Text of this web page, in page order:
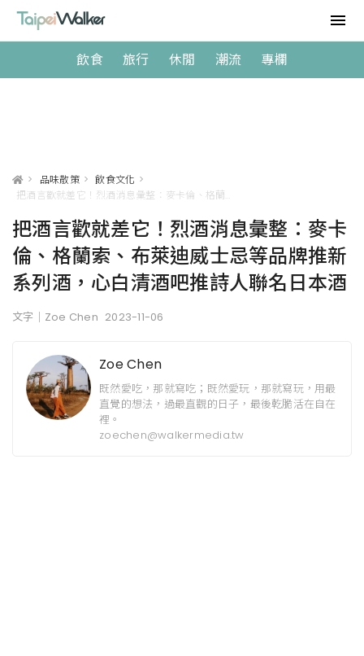
飲食 旅行 休閒 潮流 專欄
> 品味散策 > 飲食文化 >
把酒言歡就差它！烈酒消息彙整：麥卡
倫、格蘭索、布萊迪威士忌等品牌推新
系列酒，心白清酒吧推詩人聯名日本酒
文字｜Zoe Chen 2023-11-06
Zoe Chen
既然愛吃，那就寫吃；既然愛玩，那就寫玩，用最
直覺的想法，過最直觀的日子，最後乾脆活在自在
裡。
zoechen@walkermedia.tw